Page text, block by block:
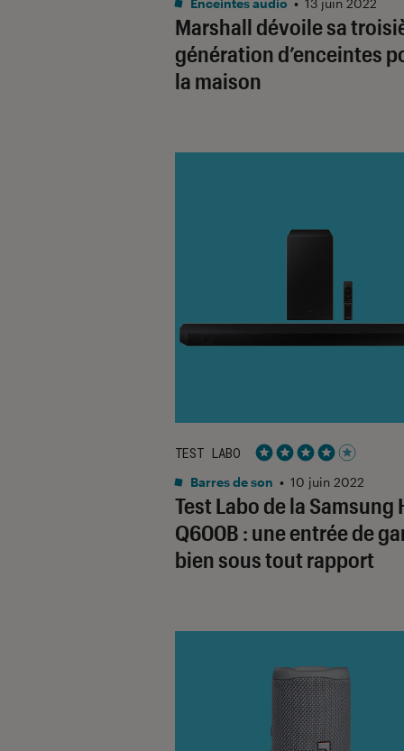
Marshall dévoile sa
génération d’enceintes
la maison
Test Labo de la Samsung
Q600B : une entrée de
bien sous tout rapport
TEST LABO
Noté 4 étoiles sur 5
Barres de son • 10 juin 2022